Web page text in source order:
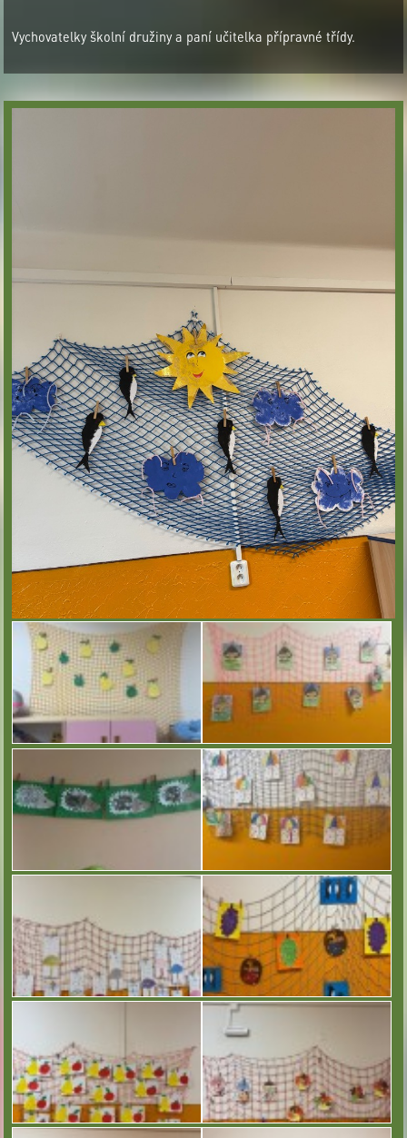
Vychovatelky školní družiny a paní učitelka přípravné třídy.